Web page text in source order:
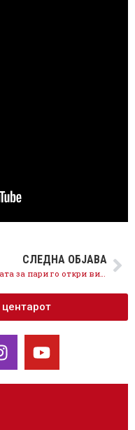
СЛЕДНА ОБЈАВА
Кавгата за пари го откри вистинското лице на Арсовска и Мицкоски